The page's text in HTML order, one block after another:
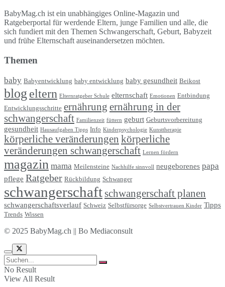
BabyMag.ch ist ein unabhängiges Online-Magazin und
Ratgeberportal für werdende Eltern, junge Familien und alle, die
sich fundiert mit den Themen Schwangerschaft, Geburt, Babyzeit
und frühe Elternschaft auseinandersetzen möchten.
Themen
baby Babyentwicklung baby entwicklung baby gesundheit Beikost
blog eltern Elternratgeber Schule elternschaft Emotionen Entbindung
Entwicklungsschritte ernährung ernährung in der
schwangerschaft Familienzeit füttern geburt Geburtsvorbereitung
gesundheit Hausaufgaben Tipps Info Kinderpsychologie Kunsttherapie
körperliche veränderungen körperliche
veränderungen schwangerschaft Lernen fördern
magazin mama Meilensteine Nachhilfe sinnvoll neugeborenes papa
pflege Ratgeber Rückbildung Schwanger
schwangerschaft schwangerschaft planen
schwangerschaftsverlauf Schweiz Selbstfürsorge Selbstvertrauen Kinder Tipps
Trends Wissen
© 2025 BabyMag.ch || Bo Mediaconsult
No Result
View All Result